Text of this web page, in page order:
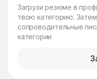
Загрузи резюме в
твою категорию.
сопроводительные
категории